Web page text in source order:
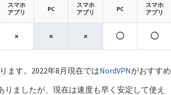
スマホ
アプリ
PC
スマホ
アプリ
PC
スマホ
アプリ
× × × ◯ ◯
ます。2022年8月現在ではNordVPNがおすすめ
ましたが、現在は速度も早く安定して使え